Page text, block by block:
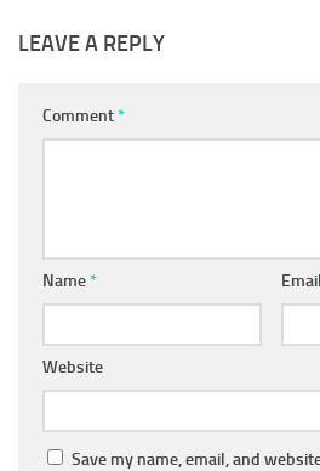
LEAVE A REPLY
Comment*
Name* Email
Website
Save my name, email, and